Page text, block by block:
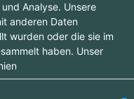
Analyse. Unsere
anderen Daten
wurden oder die sie im
haben. Unser